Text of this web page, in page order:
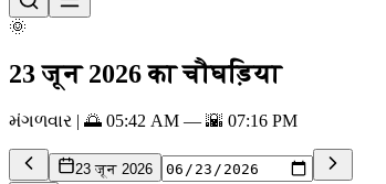
🌞
23 जून 2026 का चौघड़िया
મંગળવાર | 🌅 05:42 AM — 🌇 07:16 PM
23 जून 2026